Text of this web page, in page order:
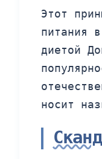
Этот
питания
диетой
носит